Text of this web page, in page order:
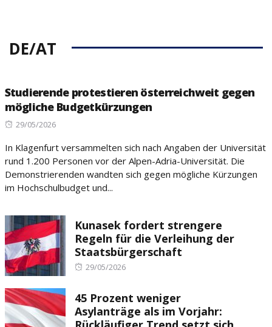
DE/AT
Studierende protestieren österreichweit gegen
mögliche Budgetkürzungen
Posted
29/05/2026
In Klagenfurt versammelten sich nach Angaben der Universität
rund 1.200 Personen vor der Alpen-Adria-Universität. Die
Demonstrierenden wandten sich gegen mögliche Kürzungen
im Hochschulbudget und...
Kunasek fordert strengere
Regeln für die Verleihung der
Staatsbürgerschaft
Posted
29/05/2026
45 Prozent weniger
Asylanträge als im Vorjahr: